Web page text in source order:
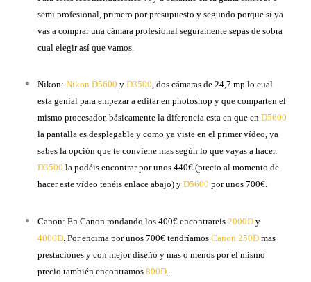
semi profesional, primero por presupuesto y segundo porque si ya
vas a comprar una cámara profesional seguramente sepas de sobra
cual elegir así que vamos.
Nikon:Nikon D5600 yD3500, dos cámaras de 24,7 mp lo cual
esta genial para empezar a editar en photoshop y que comparten el
mismo procesador, básicamente la diferencia esta en que enD5600
la pantalla es desplegable y como ya viste en el primer vídeo, ya
sabes la opción que te conviene mas según lo que vayas a hacer.
D3500 la podéis encontrar por unos 440€ (precio al momento de
hacer este vídeo tenéis enlace abajo) yD5600 por unos 700€.
Canon: En Canon rondando los 400€ encontrareis2000D y
4000D . Por encima por unos 700€ tendríamosCanon 250D mas
prestaciones y con mejor diseño y mas o menos por el mismo
precio también encontramos800D